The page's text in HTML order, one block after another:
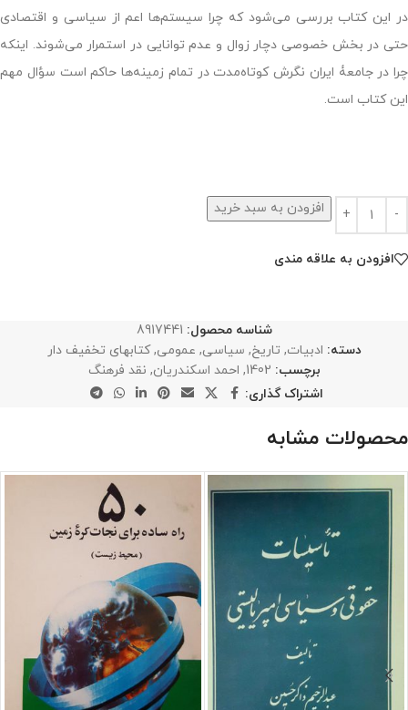
در این کتاب بررسی می‌شود که چرا سیستم‌ها اعم از سیاسی و اقتصادی
حتی در بخش خصوصی دچار زوال و عدم توانایی در استمرار می‌شوند. اینکه
چرا در جامعۀ‌ ایران نگرش کوتاه‌مدت در تمام زمینه‌ها حاکم است سؤال مهم
این کتاب است.
افزودن به سبد خرید
افزودن به علاقه مندی
شناسه محصول: 8917441
دسته: ادبیات, تاریخ, سیاسی, عمومی, کتابهای تخفیف دار
برچسب: 1402
, احمد اسکندریان, نقد فرهنگ
اشتراک گذاری:
محصولات مشابه